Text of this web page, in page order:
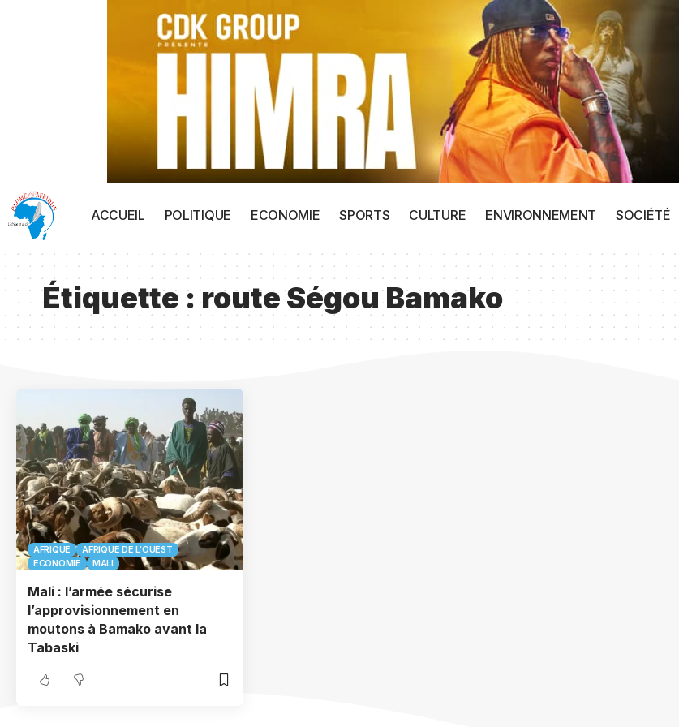
ACCUEIL POLITIQUE ECONOMIE SPORTS CULTURE ENVIRONNEMENT SOCIÉTÉ
Étiquette :route Ségou Bamako
AFRIQUE
AFRIQUE DE L'OUEST
ECONOMIE
MALI
Mali : l’armée sécurise
l’approvisionnement en
moutons à Bamako avant la
Tabaski